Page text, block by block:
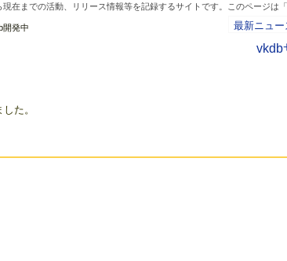
在までの活動、リリース情報等を記録するサイトです。このページは
開発中 最新ニュー
vkdb
た。